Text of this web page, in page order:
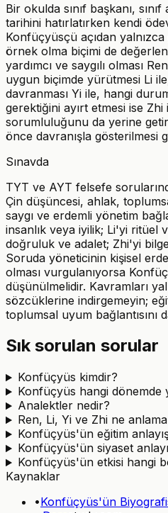
Bir okulda sınıf başkanı,
tarihini hatırlatırken kendi
Konfüçyüsçü açıdan
örnek olma biçimi de
yardımcı ve saygılı olması
uygun biçimde yürütmesi Li
davranması Yi ile, hangi
gerektiğini ayırt etmesi ise
sorumluluğunu da yerine
önce davranışla gösterilmesi
Sınavda
TYT ve AYT felsefe
Çin düşüncesi, ahlak,
saygı ve erdemli yönetim
insanlık veya iyilik; Li'yi ritüel
doğruluk ve adalet; Zhi'yi
Soruda yöneticinin kişisel
olması vurgulanıyorsa
düşünülmelidir. Kavramları
sözcüklerine indirgemeyin;
toplumsal uyum bağlantısını
Sık sorulan sorular
Konfüçyüs kimdir?
Konfüçyüs hangi dönemde
Analektler nedir?
Ren, Li, Yi ve Zhi ne
Konfüçyüs'ün eğitim
Konfüçyüs'ün siyaset
Konfüçyüs'ün etkisi hangi
Kaynaklar
•Konfüçyüs'ün